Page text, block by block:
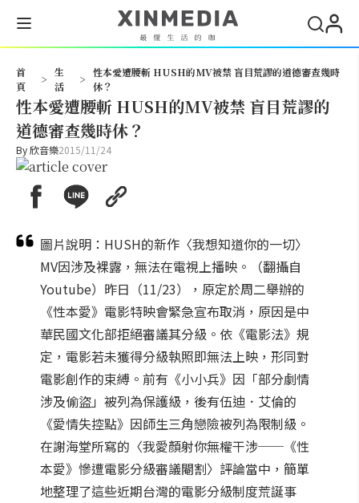
首
頁
>
生
活
>
性本愛遭腰斬 HUSH的MV被禁 盲目荒謬的道德審查幾時
休？
性本愛遭腰斬 HUSH的MV被禁 盲目荒謬的
道德審查幾時休？
By欣音樂2015/11/24
圖片說明：HUSH的新作〈我想知道你的一切〉
MV因涉及裸露，無法在電視上播映。（翻攝自
Youtube）昨日（11/23），原定於周二舉辦的
《性本愛》電影特映會緊急宣布取消，原因是中
華民國文化部拒絕審議其分級。依《電影法》規
定，電影若未獲得分級執照即無法上映，形同對
電影創作的束縛。前有《小小兵》因「部分劇情
涉及偷盜」被列為保護級，後有伍迪．艾倫的
《愛情失控點》因師生三角戀險被列為限制級。
在謝海堂所寫的〈我愛顏射你無權干涉──《性
本愛》慘遭電影分級審議閹割〉評論當中，簡單
地整理了這些近期台灣的電影分級制度荒誕事